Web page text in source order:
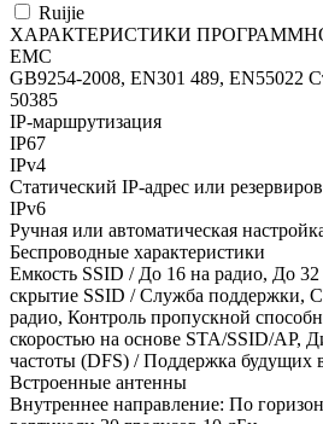
Ruijie
ХАРАКТЕРИСТИКИ
EMC
GB9254-2008, EN301 489, EN55022
50385
IP-маршрутизация
IP67
IPv4
Статический IP-адрес или
IPv6
Ручная или автоматическая
Беспроводные характеристики
Емкость SSID / До 16 на радио, До 32
скрытие SSID / Служба поддержки,
радио, Контроль пропускной
скоростью на основе STA/SSID/AP,
частоты (DFS) / Поддержка будущих
Встроенные антенны
Внутреннее направление: По